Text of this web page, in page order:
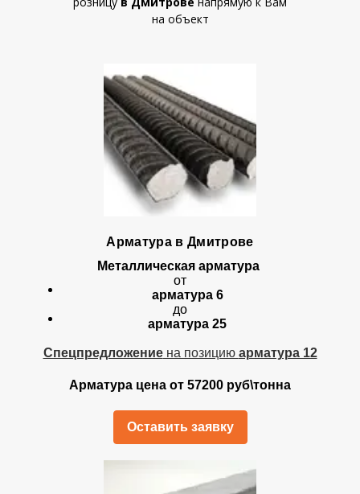
на объект
Арматура в Дмитрове
Металлическая арматура
от
арматура 6
до
арматура 25
Спецпредложениена позицию арматура 12
Арматура цена от 57200 руб\тонна
Оставить заявку